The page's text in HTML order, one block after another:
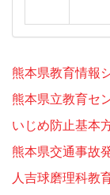
熊本県教育情報
熊本県立教育セ
いじめ防止基本
熊本県交通事故
人吉球磨理科教